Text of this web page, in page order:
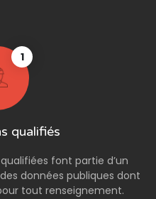
1
qualifiés
font partie d’un
données publiques dont
tout renseignement.